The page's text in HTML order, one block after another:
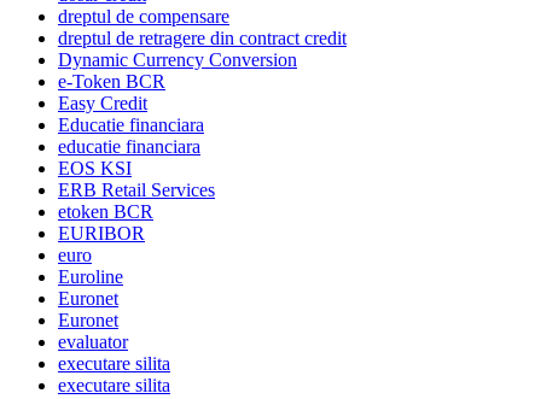
dreptul de compensare
dreptul de retragere din contract credit
Dynamic Currency Conversion
e-Token BCR
Easy Credit
Educatie financiara
educatie financiara
EOS KSI
ERB Retail Services
etoken BCR
EURIBOR
euro
Euroline
Euronet
Euronet
evaluator
executare silita
executare silita